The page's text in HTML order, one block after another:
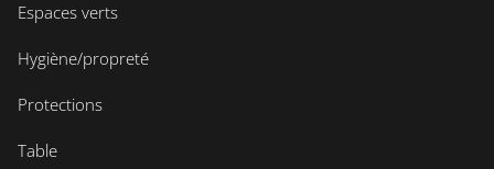
Espaces verts
Hygiène/propreté
Protections
Table